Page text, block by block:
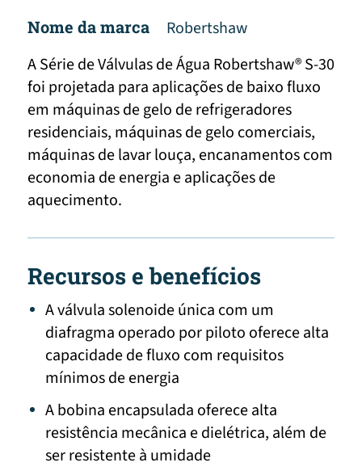
Nome da marca
Robertshaw
A Série de Válvulas de Água Robertshaw® S-30
foi projetada para aplicações de baixo fluxo
em máquinas de gelo de refrigeradores
residenciais, máquinas de gelo comerciais,
máquinas de lavar louça, encanamentos com
economia de energia e aplicações de
aquecimento.
Recursos e benefícios
A válvula solenoide única com um
diafragma operado por piloto oferece alta
capacidade de fluxo com requisitos
mínimos de energia
A bobina encapsulada oferece alta
resistência mecânica e dielétrica, além de
ser resistente à umidade